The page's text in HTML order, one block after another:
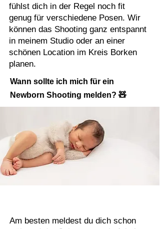
fühlst dich in der Regel noch fit
genug für verschiedene Posen. Wir
können das Shooting ganz entspannt
in meinem Studio oder an einer
schönen Location im Kreis Borken
planen.
Wann sollte ich mich für ein
Newborn Shooting melden? 🧸
Am besten meldest du dich schon